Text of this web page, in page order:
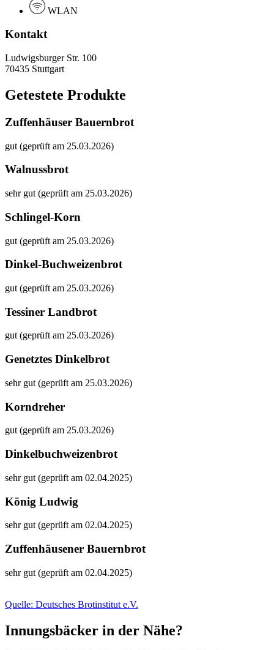
WLAN
Kontakt
Ludwigsburger Str. 100
70435 Stuttgart
Getestete Produkte
Zuffenhäuser Bauernbrot
gut (geprüft am 25.03.2026)
Walnussbrot
sehr gut (geprüft am 25.03.2026)
Schlingel-Korn
gut (geprüft am 25.03.2026)
Dinkel-Buchweizenbrot
gut (geprüft am 25.03.2026)
Tessiner Landbrot
gut (geprüft am 25.03.2026)
Genetztes Dinkelbrot
sehr gut (geprüft am 25.03.2026)
Korndreher
gut (geprüft am 25.03.2026)
Dinkelbuchweizenbrot
sehr gut (geprüft am 02.04.2025)
König Ludwig
sehr gut (geprüft am 02.04.2025)
Zuffenhäusener Bauernbrot
sehr gut (geprüft am 02.04.2025)
Quelle: Deutsches Brotinstitut e.V.
Innungsbäcker in der Nähe?